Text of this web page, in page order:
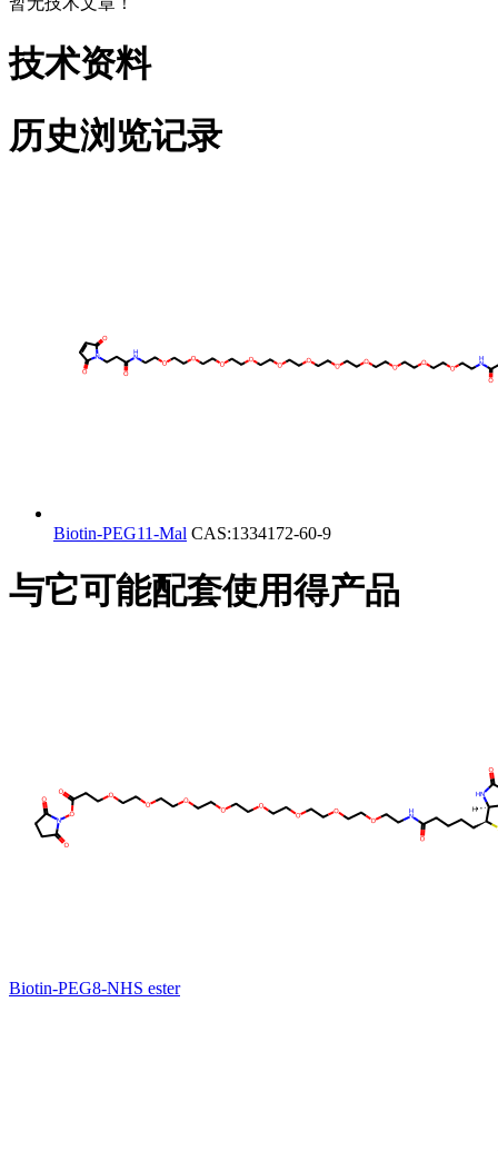
技术资料
历史浏览记录
Biotin-PEG11-Mal CAS:1334172-60-9
与它可能配套使用得产品
Biotin-PEG8-NHS ester